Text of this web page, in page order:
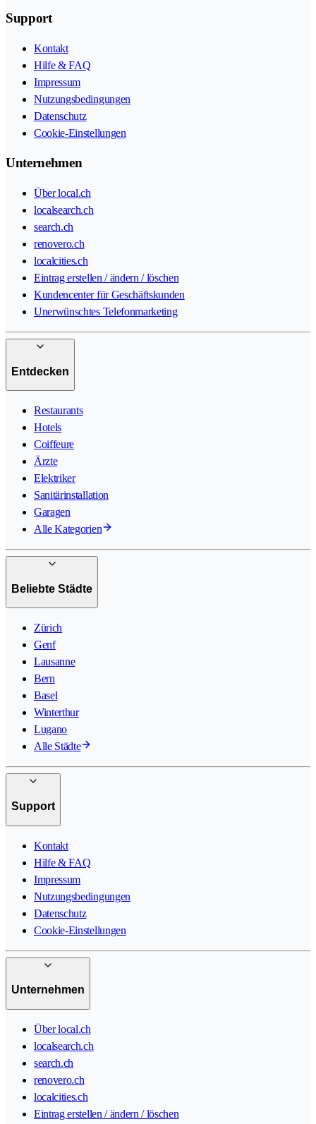
Support
Kontakt
Hilfe & FAQ
Impressum
Nutzungsbedingungen
Datenschutz
Cookie-Einstellungen
Unternehmen
Über local.ch
localsearch.ch
search.ch
renovero.ch
localcities.ch
Eintrag erstellen / ändern / löschen
Kundencenter für Geschäftskunden
Unerwünschtes Telefonmarketing
Entdecken
Restaurants
Hotels
Coiffeure
Ärzte
Elektriker
Sanitärinstallation
Garagen
Alle Kategorien
Beliebte Städte
Zürich
Genf
Lausanne
Bern
Basel
Winterthur
Lugano
Alle Städte
Support
Kontakt
Hilfe & FAQ
Impressum
Nutzungsbedingungen
Datenschutz
Cookie-Einstellungen
Unternehmen
Über local.ch
localsearch.ch
search.ch
renovero.ch
localcities.ch
Eintrag erstellen / ändern / löschen